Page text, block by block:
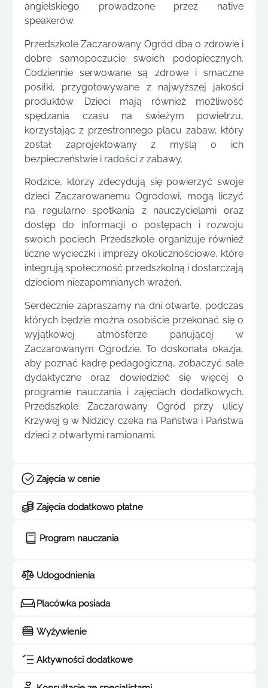
angielskiego prowadzone przez native
speakerów.
Przedszkole Zaczarowany Ogród dba o zdrowie i
dobre samopoczucie swoich podopiecznych.
Codziennie serwowane są zdrowe i smaczne
posiłki, przygotowywane z najwyższej jakości
produktów. Dzieci mają również możliwość
spędzania czasu na świeżym powietrzu,
korzystając z przestronnego placu zabaw, który
został zaprojektowany z myślą o ich
bezpieczeństwie i radości z zabawy.
Rodzice, którzy zdecydują się powierzyć swoje
dzieci Zaczarowanemu Ogrodowi, mogą liczyć
na regularne spotkania z nauczycielami oraz
dostęp do informacji o postępach i rozwoju
swoich pociech. Przedszkole organizuje również
liczne wycieczki i imprezy okolicznościowe, które
integrują społeczność przedszkolną i dostarczają
dzieciom niezapomnianych wrażeń.
Serdecznie zapraszamy na dni otwarte, podczas
których będzie można osobiście przekonać się o
wyjątkowej atmosferze panującej w
Zaczarowanym Ogrodzie. To doskonała okazja,
aby poznać kadrę pedagogiczną, zobaczyć sale
dydaktyczne oraz dowiedzieć się więcej o
programie nauczania i zajęciach dodatkowych.
Przedszkole Zaczarowany Ogród przy ulicy
Krzywej 9 w Nidzicy czeka na Państwa i Państwa
dzieci z otwartymi ramionami.
Zajęcia w cenie
Zajęcia dodatkowo płatne
Program nauczania
Udogodnienia
Placówka posiada
Wyżywienie
Aktywności dodatkowe